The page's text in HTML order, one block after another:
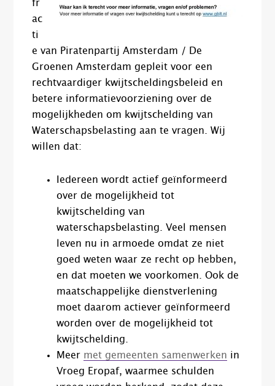
fr
ac
ti
e van Piratenpartij Amsterdam​ / De
Groenen Amsterdam gepleit voor een
rechtvaardiger kwijtscheldingsbeleid en
betere informatievoorziening over de
mogelijkheden om kwijtschelding van
Waterschapsbelasting aan te vragen. Wij
willen dat:
Iedereen wordt actief geïnformeerd
over de mogelijkheid tot
kwijtschelding van
waterschapsbelasting. Veel mensen
leven nu in armoede omdat ze niet
goed weten waar ze recht op hebben,
en dat moeten we voorkomen. Ook de
maatschappelijke dienstverlening
moet daarom actiever geïnformeerd
worden over de mogelijkheid tot
kwijtschelding.
Meer met gemeenten samenwerken in
Vroeg Eropaf​, waarmee schulden